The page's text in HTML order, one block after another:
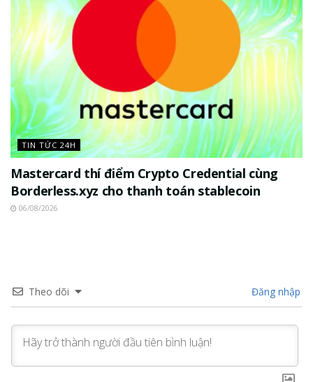
TIN TỨC 24H
Mastercard thí điểm Crypto Credential cùng
Borderless.xyz cho thanh toán stablecoin
06/08/2026
Theo dõi Đăng nhập